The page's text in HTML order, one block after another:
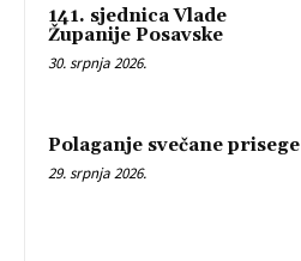
141. sjednica Vlade
Županije Posavske
30. srpnja 2026.
Polaganje svečane prisege
29. srpnja 2026.